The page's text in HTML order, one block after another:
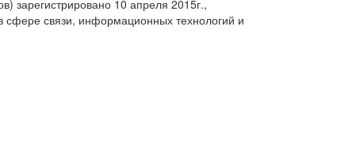
зарегистрировано 10 апреля 2015г.,
связи, информационных технологий и